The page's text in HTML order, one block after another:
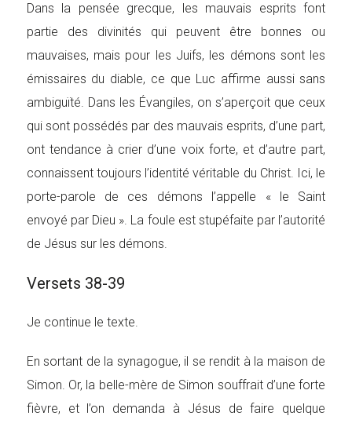
Dans la pensée grecque, les mauvais esprits font
partie des divinités qui peuvent être bonnes ou
mauvaises, mais pour les Juifs, les démons sont les
émissaires du diable, ce que Luc affirme aussi sans
ambiguïté. Dans les Évangiles, on s’aperçoit que ceux
qui sont possédés par des mauvais esprits, d’une part,
ont tendance à crier d’une voix forte, et d’autre part,
connaissent toujours l’identité véritable du Christ. Ici, le
porte-parole de ces démons l’appelle « le Saint
envoyé par Dieu ». La foule est stupéfaite par l’autorité
de Jésus sur les démons.
Versets 38-39
Je continue le texte.
En sortant de la synagogue, il se rendit à la maison de
Simon. Or, la belle-mère de Simon souffrait d’une forte
fièvre, et l’on demanda à Jésus de faire quelque